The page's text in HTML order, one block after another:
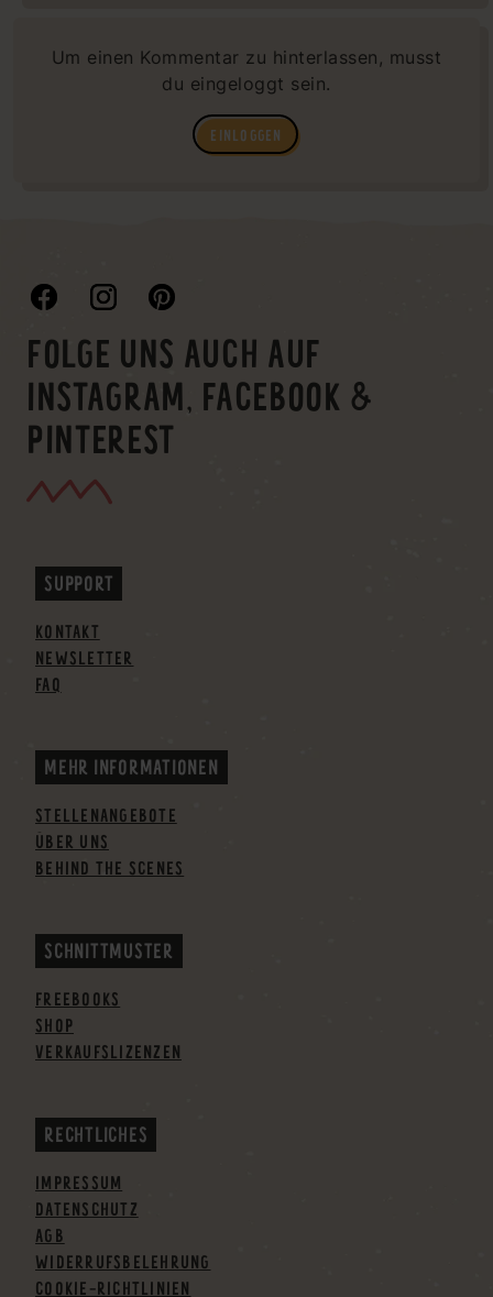
Um einen Kommentar zu hinterlassen, musst
du eingeloggt sein.
EINLOGGEN
FOLGE UNS AUCH AUF
INSTAGRAM, FACEBOOK &
PINTEREST
SUPPORT
KONTAKT
NEWSLETTER
FAQ
MEHR INFORMATIONEN
STELLENANGEBOTE
ÜBER UNS
BEHIND THE SCENES
SCHNITTMUSTER
FREEBOOKS
SHOP
VERKAUFSLIZENZEN
RECHTLICHES
IMPRESSUM
DATENSCHUTZ
AGB
WIDERRUFSBELEHRUNG
COOKIE-RICHTLINIEN